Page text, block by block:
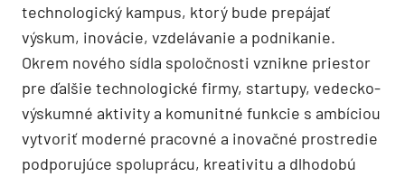
technologický kampus, ktorý bude prepájať
výskum, inovácie, vzdelávanie a podnikanie.
Okrem nového sídla spoločnosti vznikne priestor
pre ďalšie technologické firmy, startupy, vedecko-
výskumné aktivity a komunitné funkcie s ambíciou
vytvoriť moderné pracovné a inovačné prostredie
podporujúce spoluprácu, kreativitu a dlhodobú